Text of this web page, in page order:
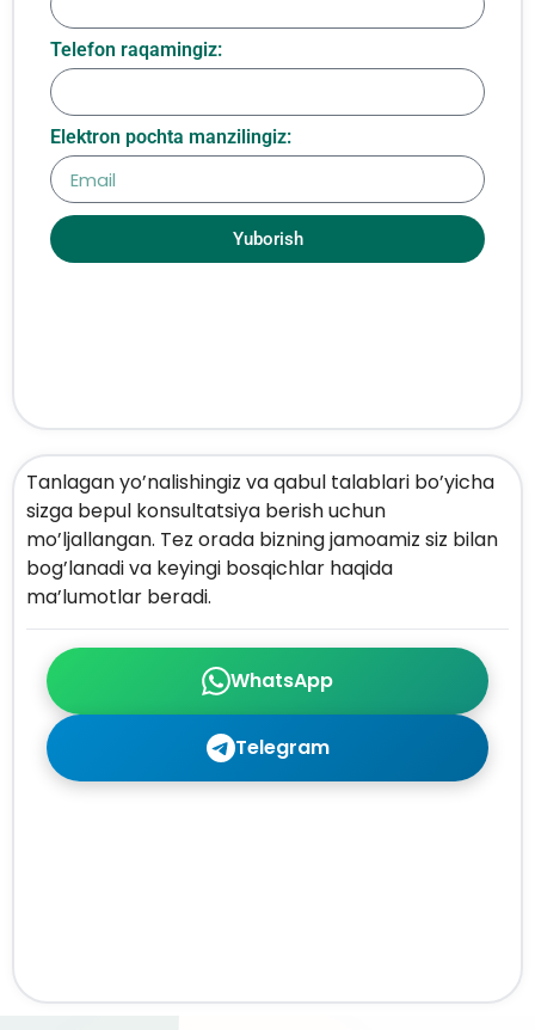
WhatsApp
Telegram
Tanlagan yo’nalishingiz va qabul talablari bo’yicha
sizga bepul konsultatsiya berish uchun
mo’ljallangan. Tez orada bizning jamoamiz siz bilan
bog’lanadi va keyingi bosqichlar haqida
ma’lumotlar beradi.
Telefon raqamingiz:
Elektron pochta manzilingiz:
Yuborish